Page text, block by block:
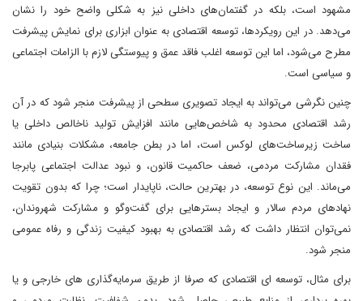
مشهود است، بلکه در گفتمان‌های داخلی نیز به شکلی واضح خود را نشان
می‌دهد. در این رویکردها، توسعه اقتصادی به عنوان ابزاری برای نمایش پیشرفت
مطرح می‌شود، اما این توسعه اغلب فاقد عمق و پیوستگی لازم با الزامات اجتماعی
و سیاسی است.
چنین نگرشی می‌تواند به ایجاد تصویری سطحی از پیشرفت منجر شود که در آن
رشد اقتصادی محدود به شاخص‌هایی مانند افزایش تولید ناخالص داخلی یا
ساخت زیرساخت‌های لوکس است، اما در بطن جامعه، مشکلات بنیادی مانند
فقدان مشارکت مردمی، ضعف حاکمیت قانون، و نبود عدالت اجتماعی پابرجا
می‌ماند. این نوع توسعه، در بهترین حالت، ناپایدار است؛ چرا که بدون تقویت
نهادهای مردم سالار و ایجاد بسترهایی برای گفت‌وگو و مشارکت شهروندان،
نمی‌توان انتظار داشت که رشد اقتصادی به بهبود کیفیت زندگی و رفاه عمومی
منجر شود.
برای مثال، توسعه ای اقتصادی‌ که صرفا از طریق سرمایه‌گذاری‌ های خارجی و یا